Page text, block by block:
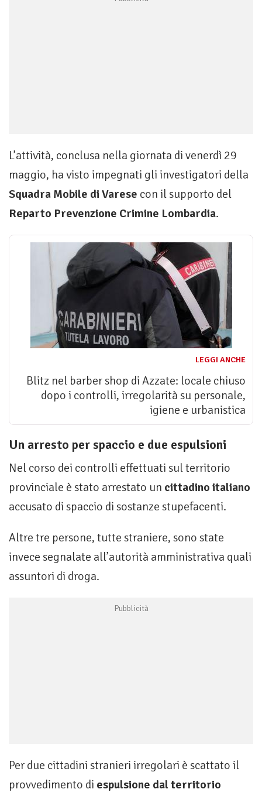
L’attività, conclusa nella giornata di venerdì 29
maggio, ha visto impegnati gli investigatori della
Squadra Mobile di Varese con il supporto del
Reparto Prevenzione Crimine Lombardia.
LEGGI ANCHE
Blitz nel barber shop di Azzate: locale chiuso
dopo i controlli, irregolarità su personale,
igiene e urbanistica
Un arresto per spaccio e due espulsioni
Nel corso dei controlli effettuati sul territorio
provinciale è stato arrestato un cittadino italiano
accusato di spaccio di sostanze stupefacenti.
Altre tre persone, tutte straniere, sono state
invece segnalate all’autorità amministrativa quali
assuntori di droga.
Per due cittadini stranieri irregolari è scattato il
provvedimento di espulsione dal territorio